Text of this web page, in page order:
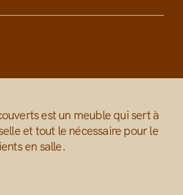
est un meuble qui sert à
et tout le nécessaire pour le
en salle.